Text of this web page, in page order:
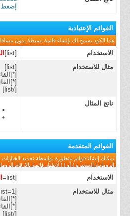
إضغط
القوائم الإعتيادية
هذا الكود يسمح لك بإنشاء قائمة بسيطة بدون مسافات
الاستخدام [list]
مثال للاستخدام
[list]
[/list]
ناتج المثال
القوائم المتقدمة
الرومانية الصغيرة ) أو I ( لإظهار قائمة بالارقام الرومانية الكبيرة ) .
الاستخدام [list=
مثال للاستخدام
[list=1]
[/list]